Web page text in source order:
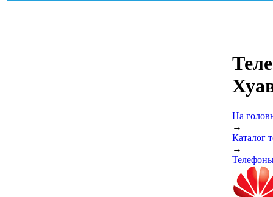
На
→
Каталог
→